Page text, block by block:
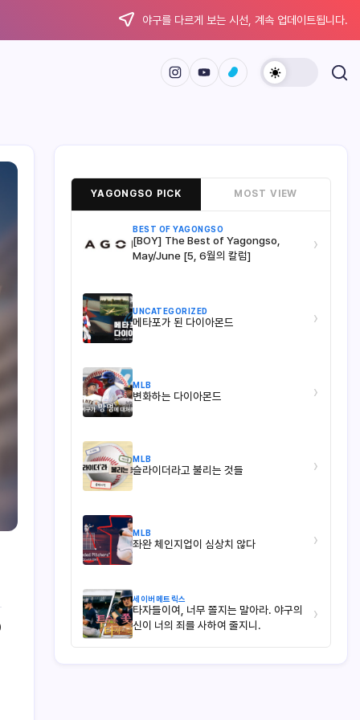
야구를 다르게 보는 시선, 계속 업데이트됩니다.
YAGONGSO PICK MOST VIEW
BEST OF YAGONGSO
[BOY] The Best of Yagongso,
May/June [5, 6월의 칼럼]
›
UNCATEGORIZED
메타포가 된 다이아몬드 ›
MLB
변화하는 다이아몬드 ›
MLB
슬라이더라고 불리는 것들 ›
MLB
좌완 체인지업이 심상치 않다 ›
세이버메트릭스
타자들이여, 너무 쫄지는 말아라. 야구의
신이 너의 죄를 사하여 줄지니.
›